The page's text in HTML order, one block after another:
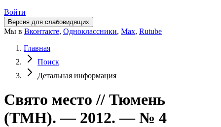
Войти
Версия для слабовидящих
Мы в Вконтакте, Одноклассники, Max, Rutube
Главная
Поиск
Детальная информация
Свято место // Тюмень
(ТМН). — 2012. — № 4